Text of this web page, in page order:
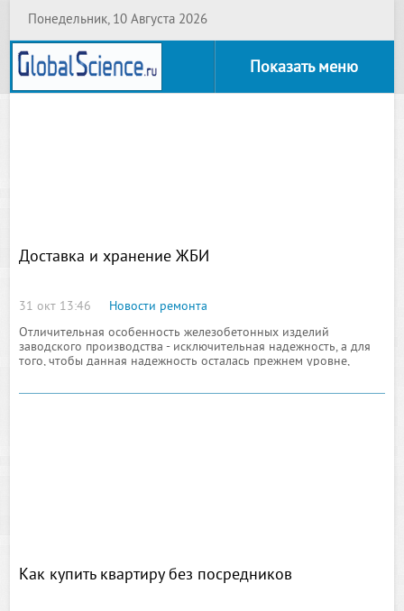
Понедельник, 10 Августа 2026
Показать меню
Доставка и хранение ЖБИ
31 окт 13:46
Новости ремонта
Отличительная особенность железобетонных изделий
заводского производства - исключительная надежность, а для
того, чтобы данная надежность осталась прежнем уровне,
Пока ЖБИ не стали элементом конструкции и не установлены
Как купить квартиру без посредников